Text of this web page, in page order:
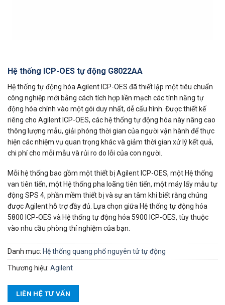
Hệ thống ICP-OES tự động G8022AA
Hệ thống tự động hóa Agilent ICP-OES đã thiết lập một tiêu chuẩn
công nghiệp mới bằng cách tích hợp liền mạch các tính năng tự
động hóa chính vào một gói duy nhất, dễ cấu hình. Được thiết kế
riêng cho Agilent ICP-OES, các hệ thống tự động hóa này nâng cao
thông lượng mẫu, giải phóng thời gian của người vận hành để thực
hiện các nhiệm vụ quan trọng khác và giảm thời gian xử lý kết quả,
chi phí cho mỗi mẫu và rủi ro do lỗi của con người.
Mỗi hệ thống bao gồm một thiết bị Agilent ICP-OES, một Hệ thống
van tiên tiến, một Hệ thống pha loãng tiên tiến, một máy lấy mẫu tự
động SPS 4, phần mềm thiết bị và sự an tâm khi biết rằng chúng
được Agilent hỗ trợ đầy đủ. Lựa chọn giữa Hệ thống tự động hóa
5800 ICP-OES và Hệ thống tự động hóa 5900 ICP-OES, tùy thuộc
vào nhu cầu phòng thí nghiệm của bạn.
Danh mục: Hệ thống quang phổ nguyên tử tự động
Thương hiệu: Agilent
LIÊN HỆ TƯ VẤN